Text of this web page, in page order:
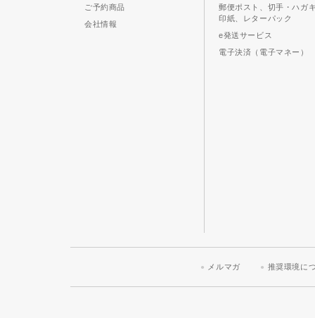
ご予約商品
会社情報
郵便ポスト、切手・ハガ
印紙、レターパック
e発送サービス
電子決済（電子マネー）
メルマガ 推奨環境に